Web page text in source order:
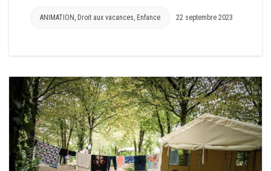
ANIMATION Droit aux vacances Enfance 22 septembre 2023